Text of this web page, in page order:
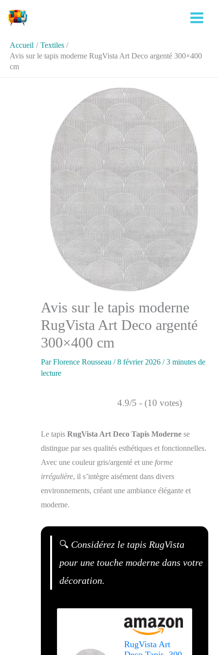
Accueil
Textiles
Avis sur le tapis moderne RugVista Art Deco argenté 300×400
cm
Avis sur le tapis moderne
RugVista Art Deco argenté
300×400 cm
ParFlorence Rousseau /8 février 2026 /3 minutes de
lecture
4.9/5 - (10 votes)
Le tapis RugVista Art Deco Tapis Moderne se
distingue par ses qualités esthétiques et fonctionnelles.
Avec une couleur gris/argenté et une forme
irrégulière, il s’intègre aisément dans divers
environnements, créant une ambiance élégante et
moderne.
🔍 Considérez le tapis RugVista
pour une touche moderne dans votre
décoration.
RugVista Art